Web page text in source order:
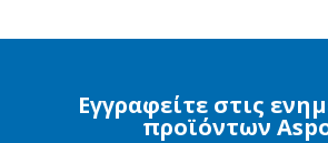
Εγγραφείτε στις
προϊόντων